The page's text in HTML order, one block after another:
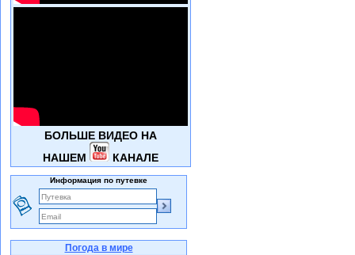
БОЛЬШЕ ВИДЕО НА
НАШЕМ
КАНАЛЕ
Информация по путевке
Погода в мире